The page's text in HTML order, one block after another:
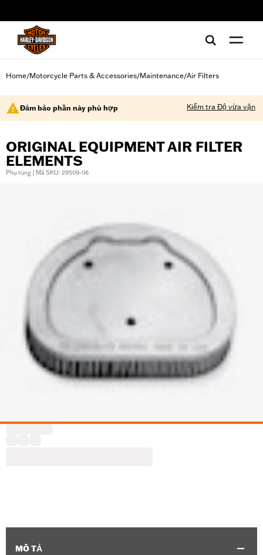
Home/Motorcycle Parts & Accessories/Maintenance/Air Filters
Đảm bảo phần này phù hợp Kiểm tra Độ vừa vặn
ORIGINAL EQUIPMENT AIR FILTER
ELEMENTS
Phụ tùng | Mã SKU: 29509-06
MÔ TẢ